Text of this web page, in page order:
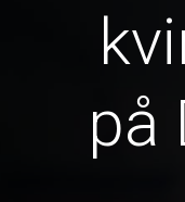
på